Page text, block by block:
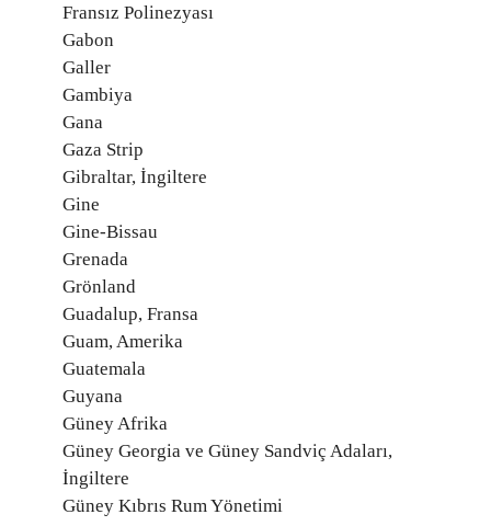
Fransız Polinezyası
Gabon
Galler
Gambiya
Gana
Gaza Strip
Gibraltar, İngiltere
Gine
Gine-Bissau
Grenada
Grönland
Guadalup, Fransa
Guam, Amerika
Guatemala
Guyana
Güney Afrika
Güney Georgia ve Güney Sandviç Adaları,
İngiltere
Güney Kıbrıs Rum Yönetimi